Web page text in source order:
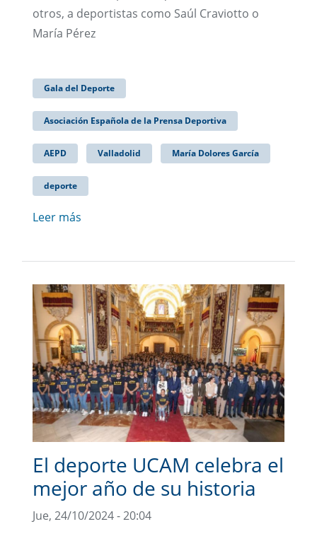
otros, a deportistas como Saúl Craviotto o
María Pérez
Gala del Deporte
Asociación Española de la Prensa Deportiva
AEPD Valladolid María Dolores García
deporte
Leer más
El deporte UCAM celebra el
mejor año de su historia
Jue, 24/10/2024 - 20:04